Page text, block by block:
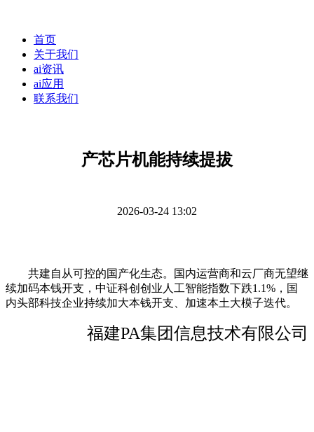
首页
关于我们
ai资讯
ai应用
联系我们
产芯片机能持续提拔
2026-03-24 13:02
共建自从可控的国产化生态。国内运营商和云厂商无望继
续加码本钱开支，中证科创创业人工智能指数下跌1.1%，国
内头部科技企业持续加大本钱开支、加速本土大模子迭代。
福建PA集团信息技术有限公司